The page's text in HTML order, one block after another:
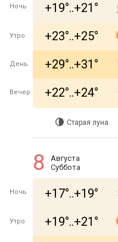
Ночь +19°..+21°
Утро +23°..+25°
День +29°..+31°
Вечер +22°..+24°
Старая луна
8
Августа
Суббота
Ночь +17°..+19°
Утро +19°..+21°